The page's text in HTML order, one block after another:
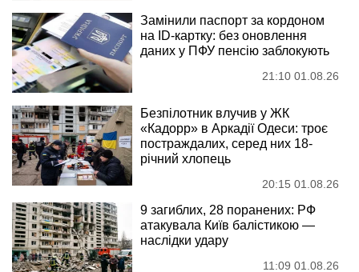
Замінили паспорт за кордоном
на ID-картку: без оновлення
даних у ПФУ пенсію заблокують
21:10 01.08.26
Безпілотник влучив у ЖК
«Кадорр» в Аркадії Одеси: троє
постраждалих, серед них 18-
річний хлопець
20:15 01.08.26
9 загиблих, 28 поранених: РФ
атакувала Київ балістикою —
наслідки удару
11:09 01.08.26